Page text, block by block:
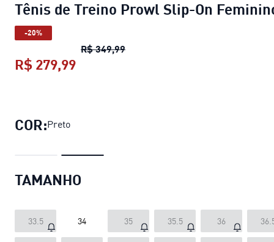
Tênis de Treino Prowl Slip-On
-20%
R$ 349,99Tênis de Treino Prowl Slip-On
R$ 279,99
COR:Preto
TAMANHO
33.5 34 35 35.5 36